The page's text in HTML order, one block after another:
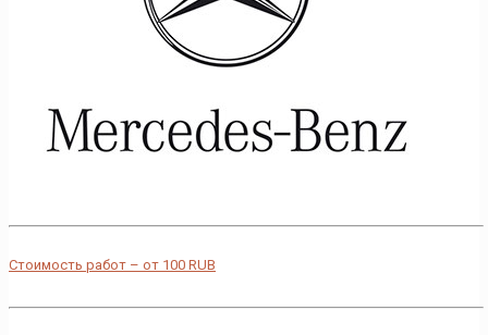
Стоимость работ – от 100 RUB